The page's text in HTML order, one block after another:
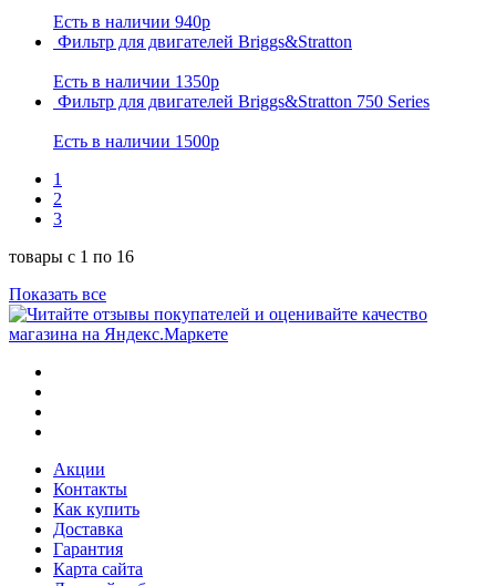
Есть в наличии 940р
Фильтр для двигателей Briggs&Stratton
Есть в наличии 1350р
Фильтр для двигателей Briggs&Stratton 750 Series
Есть в наличии 1500р
1
2
3
товары с 1 по 16
Показать все
Акции
Контакты
Как купить
Доставка
Гарантия
Карта сайта